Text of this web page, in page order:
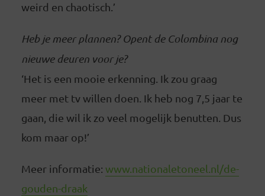
weird en chaotisch.’
Heb je meer plannen? Opent de Colombina nog
nieuwe deuren voor je?
‘Het is een mooie erkenning. Ik zou graag
meer met tv willen doen. Ik heb nog 7,5 jaar te
gaan, die wil ik zo veel mogelijk benutten. Dus
kom maar op!’
Meer informatie: www.nationaletoneel.nl/de-
gouden-draak